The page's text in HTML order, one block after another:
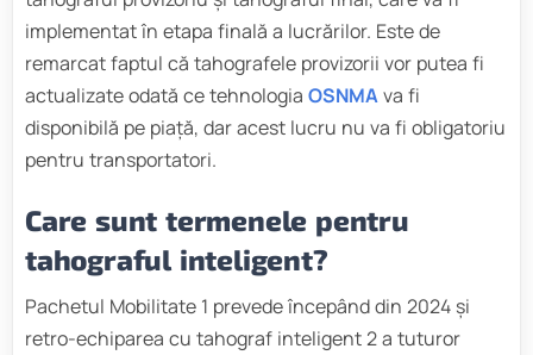
implementat în etapa finală a lucrărilor. Este de
remarcat faptul că tahografele provizorii vor putea fi
actualizate odată ce tehnologia OSNMAva fi
disponibilă pe piață, dar acest lucru nu va fi obligatoriu
pentru transportatori.
Care sunt termenele pentru
tahograful inteligent?
Pachetul Mobilitate 1 prevede începând din 2024 și
retro-echiparea cu tahograf inteligent 2 a tuturor